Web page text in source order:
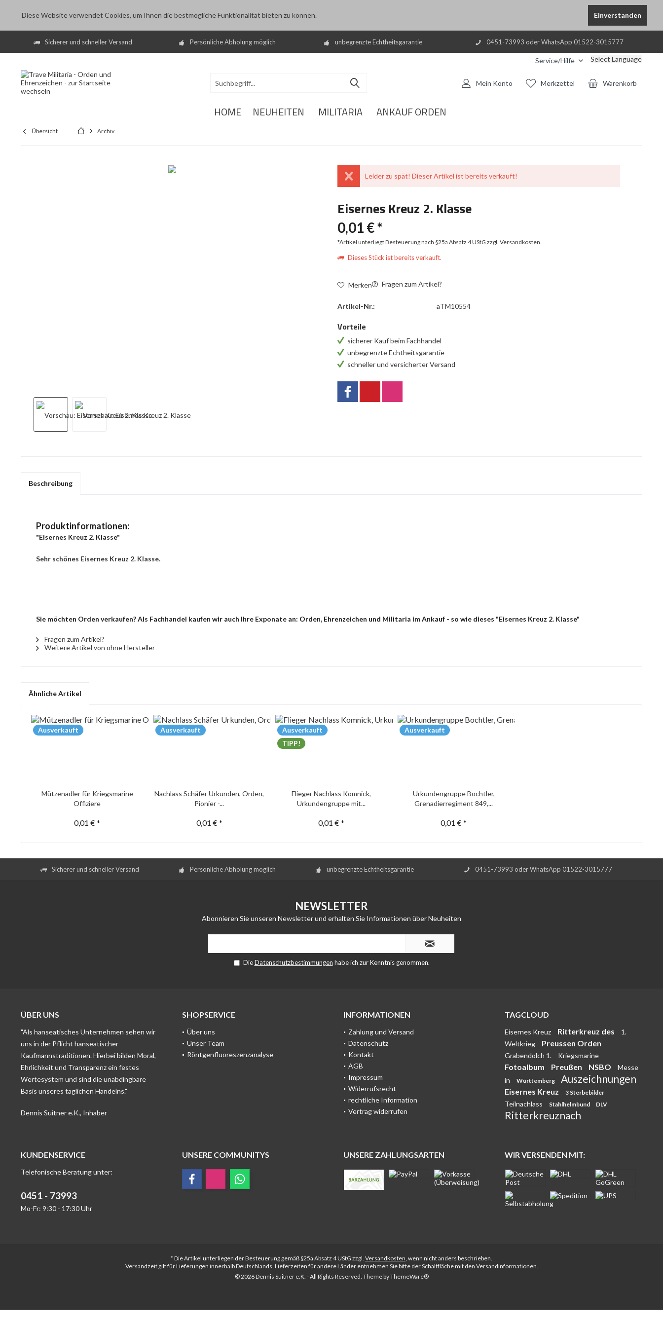
Diese Website verwendet Cookies, um Ihnen die bestmögliche Funktionalität bieten zu können. Einverstanden
Sicherer und schneller Versand Persönliche Abholung möglich unbegrenzte Echtheitsgarantie 0451-73993 oder WhatsApp 01522-3015777
Service/Hilfe Select Language
Warenkorb
Merkzettel
Mein Konto
HOME NEUHEITEN MILITARIA ANKAUF ORDEN
Übersicht Archiv
Leider zu spät! Dieser Artikel ist bereits verkauft!
Eisernes Kreuz 2. Klasse
0,01 € *
*Artikel unterliegt Besteuerung nach §25a Absatz 4 UStGzzgl. Versandkosten
Dieses Stück ist bereits verkauft.
Merken Fragen zum Artikel?
Artikel-Nr.: aTM10554
Vorteile
sicherer Kauf beim Fachhandel
unbegrenzte Echtheitsgarantie
schneller und versicherter Versand
Beschreibung
Produktinformationen:
"Eisernes Kreuz 2. Klasse"
Sehr schönes Eisernes Kreuz 2. Klasse.
Sie möchten Orden verkaufen? Als Fachhandel kaufen wir auch Ihre Exponate an: Orden, Ehrenzeichen und Militaria im Ankauf - so wie dieses "Eisernes Kreuz 2. Klasse"
Fragen zum Artikel?
Weitere Artikel von ohne Hersteller
Ähnliche Artikel
Ausverkauft
Mützenadler für Kriegsmarine
Offiziere
0,01 € *
Ausverkauft
Nachlass Schäfer Urkunden, Orden,
Pionier -...
0,01 € *
Ausverkauft
TIPP!
Flieger Nachlass Komnick,
Urkundengruppe mit...
0,01 € *
Ausverkauft
Urkundengruppe Bochtler,
Grenadierregiment 849,...
0,01 € *
Sicherer und schneller Versand Persönliche Abholung möglich unbegrenzte Echtheitsgarantie 0451-73993 oder WhatsApp 01522-3015777
NEWSLETTER
Abonnieren Sie unseren Newsletter und erhalten Sie Informationen über Neuheiten
DieDatenschutzbestimmungen habe ich zur Kenntnis genommen.
ÜBER UNS
"Als hanseatisches Unternehmen sehen wir
uns in der Pflicht hanseatischer
Kaufmannstraditionen. Hierbei bilden Moral,
Ehrlichkeit und Transparenz ein festes
Wertesystem und sind die unabdingbare
Basis unseres täglichen Handelns."
Dennis Suitner e.K., Inhaber
SHOPSERVICE
Über uns
Unser Team
Röntgenfluoreszenzanalyse
INFORMATIONEN
Zahlung und Versand
Datenschutz
Kontakt
AGB
Impressum
Widerrufsrecht
rechtliche Information
Vertrag widerrufen
TAGCLOUD
Eisernes Kreuz Ritterkreuz des
1.
Weltkrieg
Preussen Orden
Grabendolch 1. Kriegsmarine
Fotoalbum Preußen NSBO
Messe
in
Württemberg Auszeichnungen
Eisernes Kreuz 3 Sterbebilder
Teilnachlass Stahlhelmbund DLV
Ritterkreuznach
KUNDENSERVICE
Telefonische Beratung unter:
0451 - 73993
Mo-Fr: 9:30 - 17:30 Uhr
UNSERE COMMUNITYS UNSERE ZAHLUNGSARTEN WIR VERSENDEN MIT:
* Die Artikel unterliegen der Besteuerung gemäß §25a Absatz 4 UStG zzgl. Versandkosten, wenn nicht anders beschrieben.
Versandzeit gilt für Lieferungen innerhalb Deutschlands, Lieferzeiten für andere Länder entnehmen Sie bitte der Schaltfläche mit den Versandinformationen.
© 2026 Dennis Suitner e.K. - All Rights Reserved. Theme byThemeWare®